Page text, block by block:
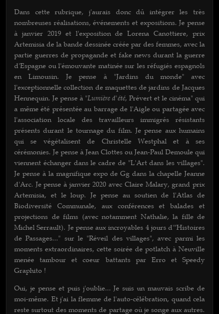
Dans cette rubrique, j'aurais donc dû intégrer les très
nombreuses réalisations, événements et expositions. Je pense
à janvier 2019 et l'exposition de Lorena Canottiere, prix
Artemisia de la bande dessinée créée par des femmes, avec la
partie guerres de propagande et fake news durant la guerre
d'Espagne ou l'émouvante matinée sur les réfugiés espagnols
en Limousin. Je pense à "Jardins du monde" avec
l'exceptionnelle collection de maquettes de jardins de Jacques
Hennequin. Je pense à "Lumière d'été, Prévert et le cinéma" qui
a même été présentée au barrage de l'Aigle ou partagée avec
l'association locale des travailleurs immigrés résistants
présents durant le tournage du film. Je pense aux humains
qui se végétalisent de Christelle Westphal et à ses
cérémonies. Je pense à Jean Clottes ou Jean-Paul Demoule qui
viennent échanger dans le cadre de "L'Art dans les villages".
Je pense à la magnifique expo de Gg dans la chapelle Jeanne
d'Arc. Je pense à janvier 2020 avec Claire Malary, grand prix
Artemisia, et le loup. Je pense au soutien de l'Atlas de
Biodiversité Communale, aux conférences et balades et
projections de films (avec notamment Nathalie, la fille de
Michel Serrault). Je pense aux incroyables 4 jours d'"Histoires
de Passages..." sur le "Réveil des villages", avec parmi les
moments extraordinaires, cette soirée de potlatch à Neuville
menée tambour et coeur battants par Erro et Speedy
Graphito !
Oui, je pense et puis j'oublie... Je suis un mauvais scribe de
moi-même. Et j'ai la flemme de l'auto-célébration, quand cela
reste surtout des moments de partage où je songe aux autres.